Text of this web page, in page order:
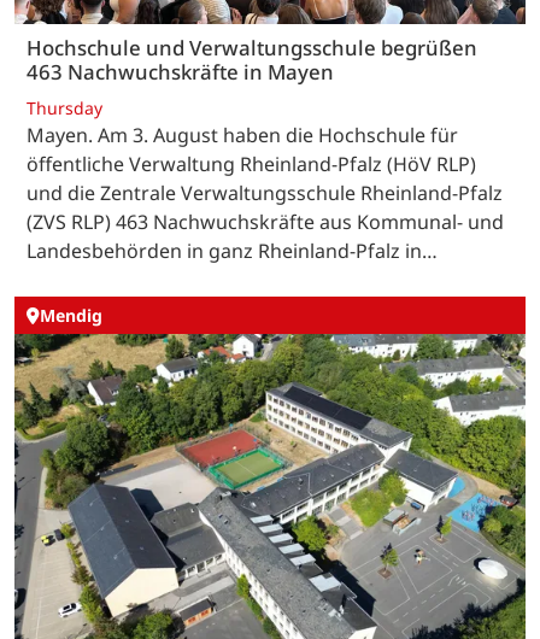
Hochschule und Verwaltungsschule begrüßen
463 Nachwuchskräfte in Mayen
Thursday
Mayen. Am 3. August haben die Hochschule für
öffentliche Verwaltung Rheinland-Pfalz (HöV RLP)
und die Zentrale Verwaltungsschule Rheinland-Pfalz
(ZVS RLP) 463 Nachwuchskräfte aus Kommunal- und
Landesbehörden in ganz Rheinland-Pfalz in…
Mendig